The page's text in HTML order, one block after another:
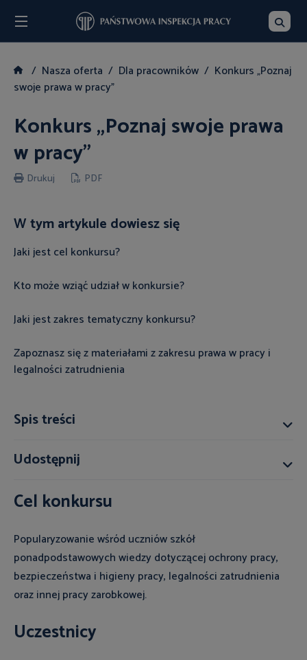
Nasza oferta Dla pracowników
Konkurs „Poznaj
swoje prawa w pracy”
Konkurs „Poznaj swoje prawa
w pracy”
Drukuj PDF
Cel konkursu
Popularyzowanie wśród uczniów szkół
ponadpodstawowych wiedzy dotyczącej ochrony pracy,
bezpieczeństwa i higieny pracy, legalności zatrudnienia
oraz innej pracy zarobkowej.
Uczestnicy
W tym artykule dowiesz się
Jaki jest cel konkursu?
Kto może wziąć udział w konkursie?
Jaki jest zakres tematyczny konkursu?
Zapoznasz się z materiałami z zakresu prawa w pracy i
legalności zatrudnienia
Spis treści
Udostępnij
Szukaj